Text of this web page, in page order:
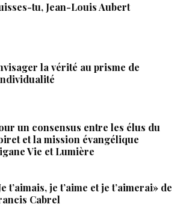
tu, Jean-Louis Aubert
la vérité au prisme de
un consensus entre les élus du
et la mission évangélique
Vie et Lumière
t’aimais, je t’aime et je t’aimerai» de
Cabrel